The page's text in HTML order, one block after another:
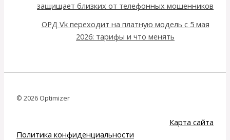
защищает близких от телефонных мошенников
ОРД Vk переходит на платную модель с 5 мая
2026: тарифы и что менять
© 2026 Optimizer
Карта сайта
Политика конфиденциальности